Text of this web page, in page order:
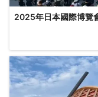
2025年日本國際博覽